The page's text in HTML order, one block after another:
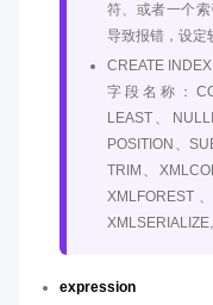
符、或者一个
导致报错，设定
CREATE
字段名称：
LEAST、
POSITION、
TRIM、
XMLFOREST
XMLSERIALIZE
expression